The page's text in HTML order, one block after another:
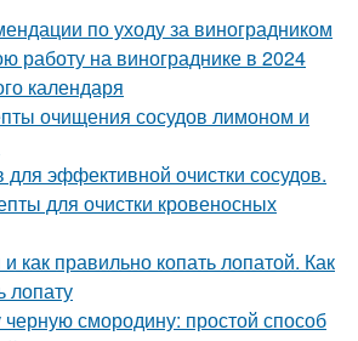
по уходу за виноградником
работу на винограднике в 2024
календаря
очищения сосудов лимоном и
эффективной очистки сосудов.
для очистки кровеносных
как правильно копать лопатой. Как
лопату
смородину: простой способ